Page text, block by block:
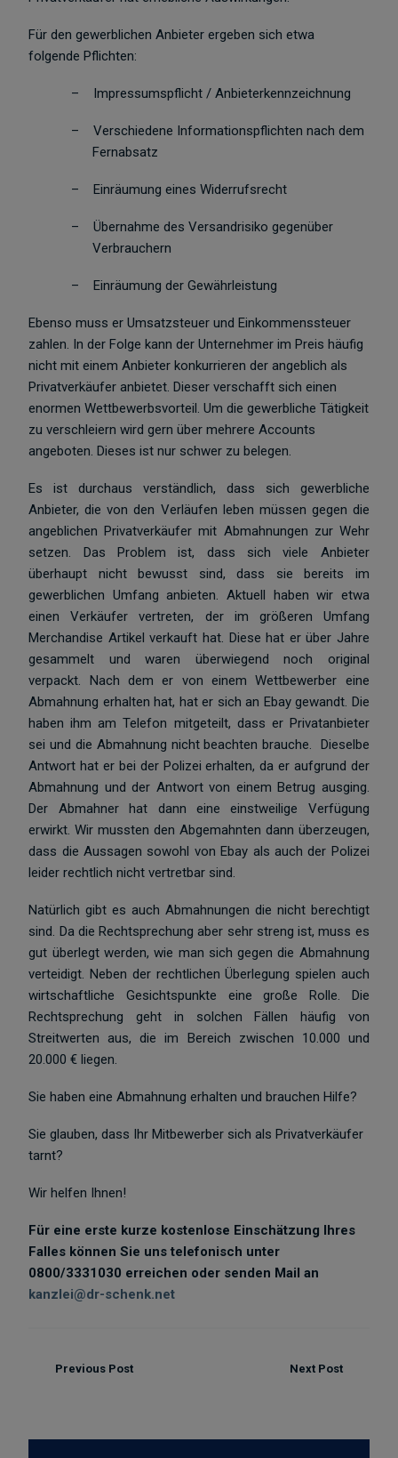
Für den gewerblichen Anbieter ergeben sich etwa
folgende Pflichten:
– Impressumspflicht / Anbieterkennzeichnung
–
Verschiedene Informationspflichten nach dem
Fernabsatz
– Einräumung eines Widerrufsrecht
–
Übernahme des Versandrisiko gegenüber
Verbrauchern
– Einräumung der Gewährleistung
Ebenso muss er Umsatzsteuer und Einkommenssteuer
zahlen. In der Folge kann der Unternehmer im Preis häufig
nicht mit einem Anbieter konkurrieren der angeblich als
Privatverkäufer anbietet. Dieser verschafft sich einen
enormen Wettbewerbsvorteil. Um die gewerbliche Tätigkeit
zu verschleiern wird gern über mehrere Accounts
angeboten. Dieses ist nur schwer zu belegen.
Es ist durchaus verständlich, dass sich gewerbliche
Anbieter, die von den Verläufen leben müssen gegen die
angeblichen Privatverkäufer mit Abmahnungen zur Wehr
setzen. Das Problem ist, dass sich viele Anbieter
überhaupt nicht bewusst sind, dass sie bereits im
gewerblichen Umfang anbieten. Aktuell haben wir etwa
einen Verkäufer vertreten, der im größeren Umfang
Merchandise Artikel verkauft hat. Diese hat er über Jahre
gesammelt und waren überwiegend noch original
verpackt. Nach dem er von einem Wettbewerber eine
Abmahnung erhalten hat, hat er sich an Ebay gewandt. Die
haben ihm am Telefon mitgeteilt, dass er Privatanbieter
sei und die Abmahnung nicht beachten brauche. Dieselbe
Antwort hat er bei der Polizei erhalten, da er aufgrund der
Abmahnung und der Antwort von einem Betrug ausging.
Der Abmahner hat dann eine einstweilige Verfügung
erwirkt. Wir mussten den Abgemahnten dann überzeugen,
dass die Aussagen sowohl von Ebay als auch der Polizei
leider rechtlich nicht vertretbar sind.
Natürlich gibt es auch Abmahnungen die nicht berechtigt
sind. Da die Rechtsprechung aber sehr streng ist, muss es
gut überlegt werden, wie man sich gegen die Abmahnung
verteidigt. Neben der rechtlichen Überlegung spielen auch
wirtschaftliche Gesichtspunkte eine große Rolle. Die
Rechtsprechung geht in solchen Fällen häufig von
Streitwerten aus, die im Bereich zwischen 10.000 und
20.000 € liegen.
Sie haben eine Abmahnung erhalten und brauchen Hilfe?
Sie glauben, dass Ihr Mitbewerber sich als Privatverkäufer
tarnt?
Wir helfen Ihnen!
Für eine erste kurze kostenlose Einschätzung Ihres
Falles können Sie uns telefonisch unter
0800/3331030 erreichen oder senden Mail an
kanzlei@dr-schenk.net
Previous Post Next Post